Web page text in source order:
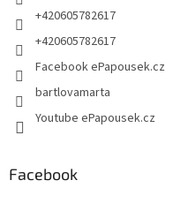
+420605782617
+420605782617
Facebook ePapousek.cz
bartlovamarta
Youtube ePapousek.cz
Facebook